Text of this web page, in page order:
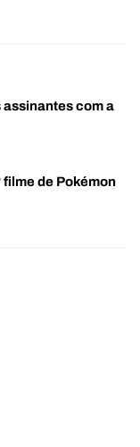
assinantes com a
de Pokémon